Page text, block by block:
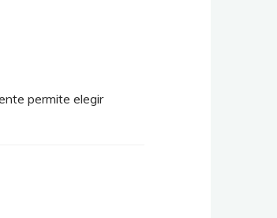
permite elegir